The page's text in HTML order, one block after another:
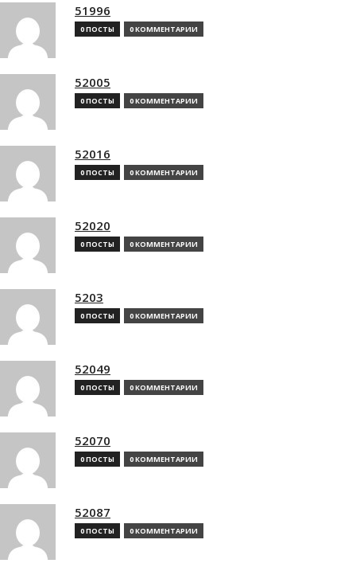
51996
0 ПОСТЫ 0 КОММЕНТАРИИ
52005
0 ПОСТЫ 0 КОММЕНТАРИИ
52016
0 ПОСТЫ 0 КОММЕНТАРИИ
52020
0 ПОСТЫ 0 КОММЕНТАРИИ
5203
0 ПОСТЫ 0 КОММЕНТАРИИ
52049
0 ПОСТЫ 0 КОММЕНТАРИИ
52070
0 ПОСТЫ 0 КОММЕНТАРИИ
52087
0 ПОСТЫ 0 КОММЕНТАРИИ